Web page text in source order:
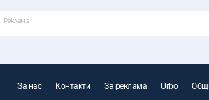
Реклама
За нас Контакти За реклама Urbo